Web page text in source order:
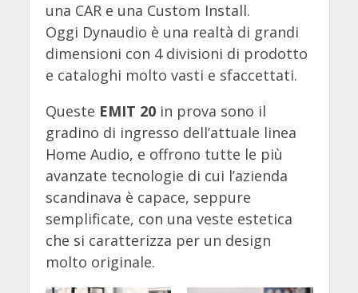
una CAR e una Custom Install.
Oggi Dynaudio è una realtà di grandi
dimensioni con 4 divisioni di prodotto
e cataloghi molto vasti e sfaccettati.
Queste EMIT 20in prova sono il
gradino di ingresso dell’attuale linea
Home Audio, e offrono tutte le più
avanzate tecnologie di cui l’azienda
scandinava è capace, seppure
semplificate, con una veste estetica
che si caratterizza per un design
molto originale.